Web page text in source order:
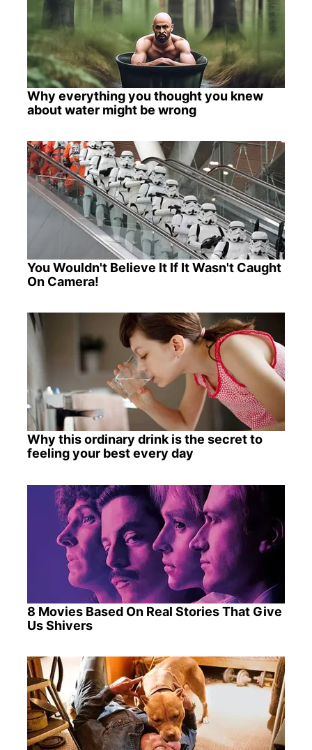
Why everything you thought you knew
about water might be wrong
You Wouldn't Believe It If It Wasn't Caught
On Camera!
Why this ordinary drink is the secret to
feeling your best every day
8 Movies Based On Real Stories That Give
Us Shivers